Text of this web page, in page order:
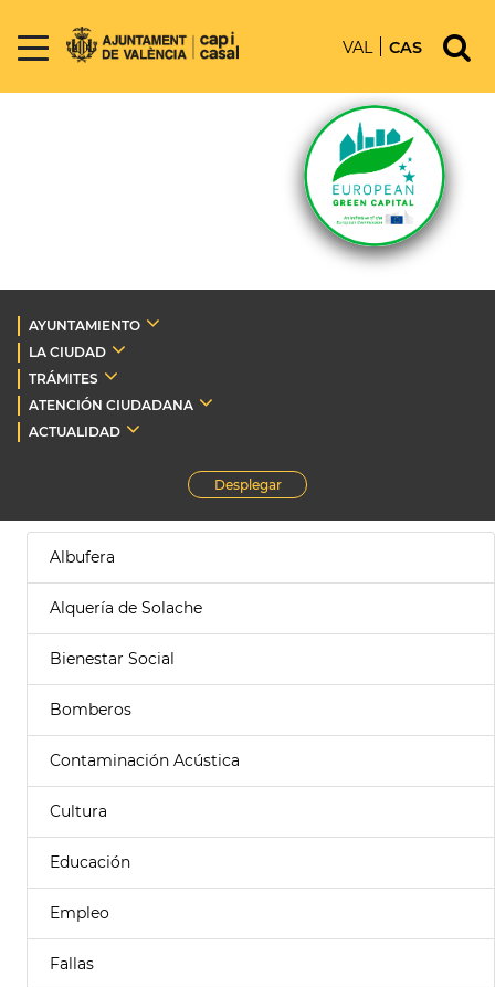
VAL CAS
AYUNTAMIENTO
LA CIUDAD
TRÁMITES
ATENCIÓN CIUDADANA
ACTUALIDAD
Desplegar
Albufera
Alquería de Solache
Bienestar Social
Bomberos
Contaminación Acústica
Cultura
Educación
Empleo
Fallas